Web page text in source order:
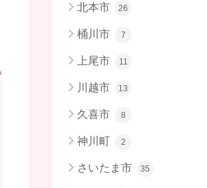
北本市 26
桶川市 7
上尾市 11
川越市 13
久喜市 8
神川町 2
さいたま市 35